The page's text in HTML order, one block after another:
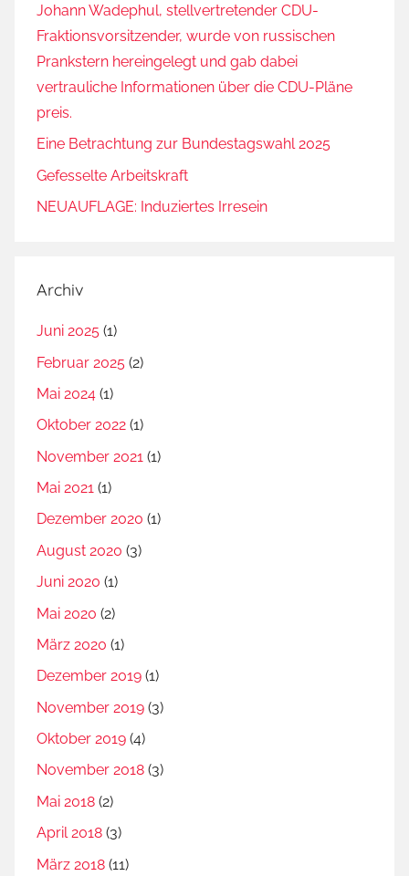
Johann Wadephul, stellvertretender CDU-
Fraktionsvorsitzender, wurde von russischen
Prankstern hereingelegt und gab dabei
vertrauliche Informationen über die CDU-Pläne
preis.
Eine Betrachtung zur Bundestagswahl 2025
Gefesselte Arbeitskraft
NEUAUFLAGE: Induziertes Irresein
Archiv
Juni 2025 (1)
Februar 2025 (2)
Mai 2024 (1)
Oktober 2022 (1)
November 2021 (1)
Mai 2021 (1)
Dezember 2020 (1)
August 2020 (3)
Juni 2020 (1)
Mai 2020 (2)
März 2020 (1)
Dezember 2019 (1)
November 2019 (3)
Oktober 2019 (4)
November 2018 (3)
Mai 2018 (2)
April 2018 (3)
März 2018 (11)